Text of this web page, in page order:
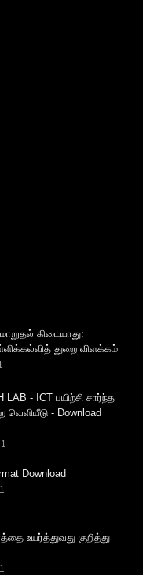
கிடையாது:
துறை விளக்கம்
- ICT பயிற்சி சார்ந்த
வெளியீடு - Download
Download
உயர்த்துவது குறித்து